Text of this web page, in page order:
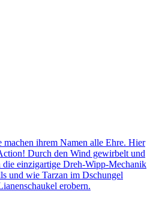
ihrem Namen alle Ehre. Hier
Durch den Wind gewirbelt und
die einzigartige Dreh-Wipp-Mechanik
und wie Tarzan im Dschungel
erobern.